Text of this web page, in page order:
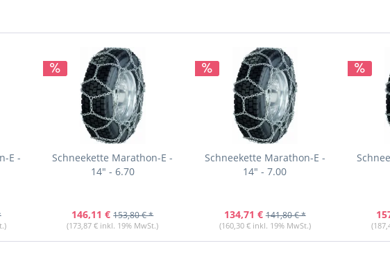
E -
Schneekette Marathon-E -
14" - 6.70
146,11 € 153,80 € *
(173,87 € inkl. 19% MwSt.)
Schneekette Marathon-E -
14" - 7.00
134,71 € 141,80 € *
(160,30 € inkl. 19% MwSt.)